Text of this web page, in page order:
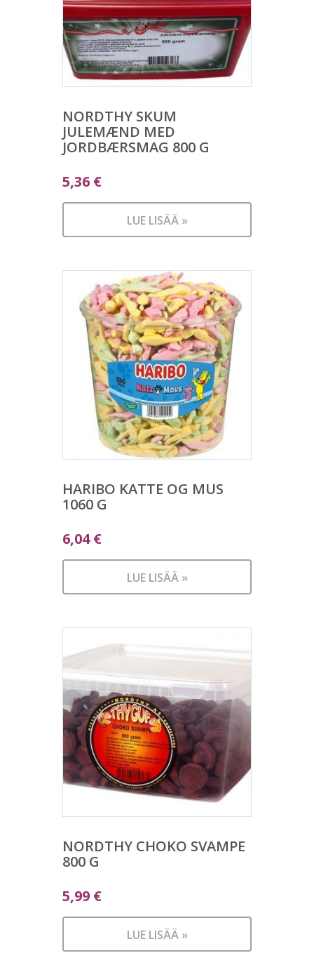
NORDTHY SKUM
JULEMÆND MED
JORDBÆRSMAG 800 G
5,36 €
LUE LISÄÄ »
HARIBO KATTE OG MUS
1060 G
6,04€
LUE LISÄÄ »
NORDTHY CHOKO SVAMPE
800 G
5,99 €
LUE LISÄÄ »